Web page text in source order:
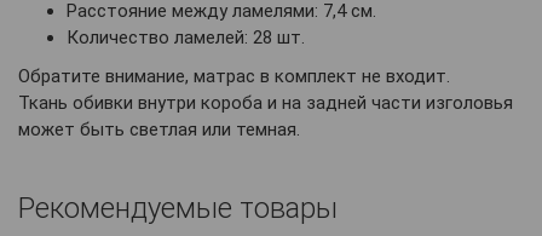
Расстояние между ламелями: 7,4 см.
Количество ламелей: 28 шт.
Обратите внимание, матрас в комплект не входит.
Ткань обивки внутри короба и на задней части изголовья
может быть светлая или темная.
Рекомендуемые товары